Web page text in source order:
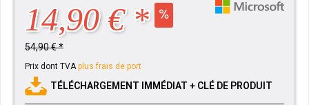
14,90 € *
54,90 € *
Prix dont TVAplus frais de port
TÉLÉCHARGEMENT IMMÉDIAT + CLÉ DE PRODUIT